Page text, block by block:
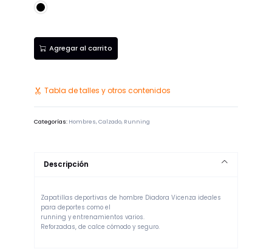
Negro
Agregar al carrito
Tabla de talles y otros contenidos
Categorías: Hombres,Calzado, Running
Descripción
Zapatillas deportivas de hombre Diadora Vicenza ideales
para deportes como el
running y entrenamientos varios.
Reforzadas, de calce cómodo y seguro.